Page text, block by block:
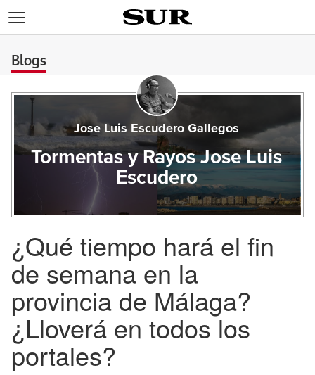
Blogs
Jose Luis Escudero Gallegos
Tormentas y Rayos Jose Luis
Escudero
¿Qué tiempo hará el fin
de semana en la
provincia de Málaga?
¿Lloverá en todos los
portales?